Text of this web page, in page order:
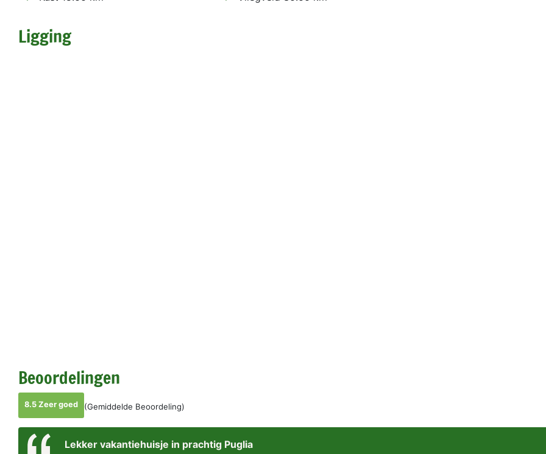
Ligging
Beoordelingen
8.5 Zeer goed (Gemiddelde Beoordeling)
Lekker vakantiehuisje in prachtig Puglia